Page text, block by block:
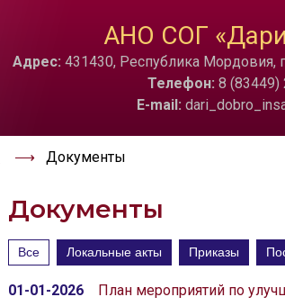
Aa Aa Скрыть
АНО СОГ
Адрес: 431430, Республика Мордовия,
Телефон: 8 (83449)
E-mail:
Документы
Документы
Все Локальные акты Приказы
01-01-2026 План мероприятий по